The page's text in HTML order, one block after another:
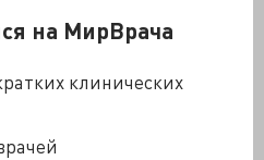
на МирВрача
клинических
руководства
- к.м.н. Е.Е.Аринина. 60-
для организаторов